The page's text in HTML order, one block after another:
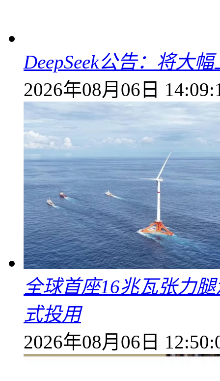
DeepSeek公告：将大
2026年08月06日
全球首座16兆瓦张力
式投用
2026年08月06日